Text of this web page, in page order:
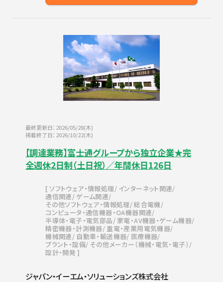
最終更新日：2026/05/28(木)
掲載終了日：2026/10/22(木)
【調達業務】富士通グループから独立企業★完
全週休2日制（土日祝）／年間休日126日
ソフトウェア・情報処理 インターネット関連
通信関連 ゲーム関連
その他ソフトウェア・情報処理 総合電機
コンピュータ・通信機器・OA機器関連
半導体・電子・電気部品 家電・AV機器・ゲーム機器
精密機器・計測機器 重電・産業用電気機器
機械関連
自動車・輸送機器 医療機器
プラント・設備 その他メーカー（機械・電気・電子）
設計・開発
ジャパン・イーエム・ソリューションズ株式会社